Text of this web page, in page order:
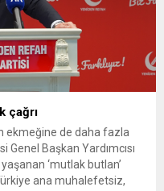
çağrı
ekmeğine de daha fazla
Başkan Yardımcısı
‘mutlak butlan’
ana muhalefetsiz,